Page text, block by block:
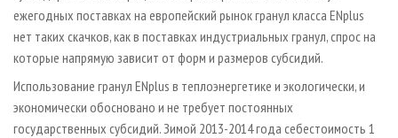
ежегодных поставках на европейский рынок гранул класса ENplus
нет таких скачков, как в поставках индустриальных гранул, спрос на
которые напрямую зависит от форм и размеров субсидий.
Использование гранул ENplus в теплоэнергетике и экологически, и
экономически обосновано и не требует постоянных
государственных субсидий. Зимой 2013-2014 года себестоимость 1